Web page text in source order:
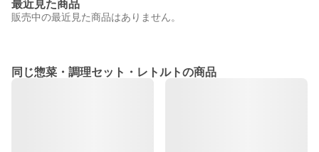
最近見た商品
販売中の最近見た商品はありません。
同じ惣菜・調理セット・レトルトの商品